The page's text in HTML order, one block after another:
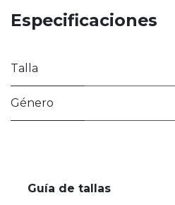
Especificaciones
Talla
Género
Guía de tallas